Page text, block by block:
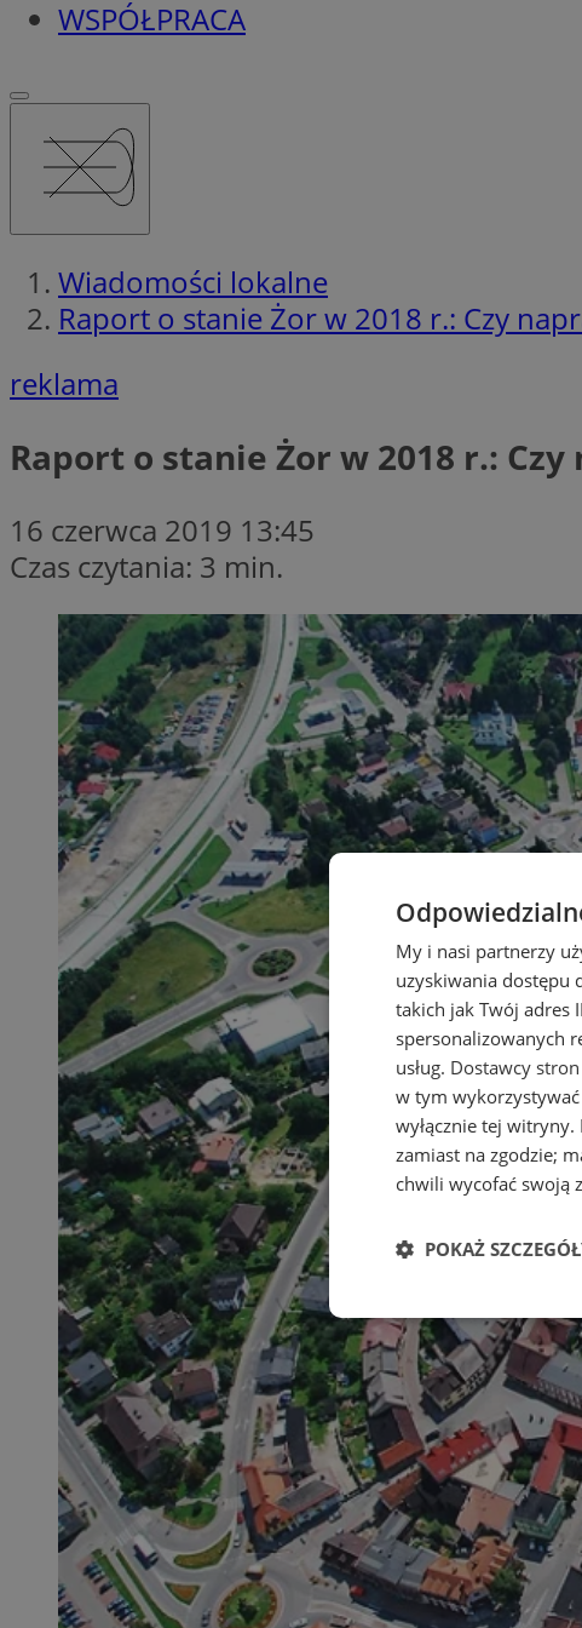
WSPÓŁPRACA
Wiadomości lokalne
Raport o stanie Żor w 2018 r.: Czy
reklama
Raport o stanie Żor w 2018 r.:
16 czerwca 2019 13:45
Czas czytania: 3 min.
My i nasi partnerzy
uzyskiwania dostępu
takich jak Twój adres
spersonalizowanych
usług. Dostawcy
w tym
wyłącznie tej
zamiast na zgodzie;
chwili wycofać swoją
POKAŻ
Niezbędne
Niezbędne pliki cookie
zarządzanie kontem. Bez
Nazwa